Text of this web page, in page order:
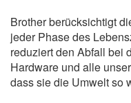
Brother berücksichtigt
jeder Phase des
reduziert den Abfall bei
Hardware und alle
dass sie die Umwelt so